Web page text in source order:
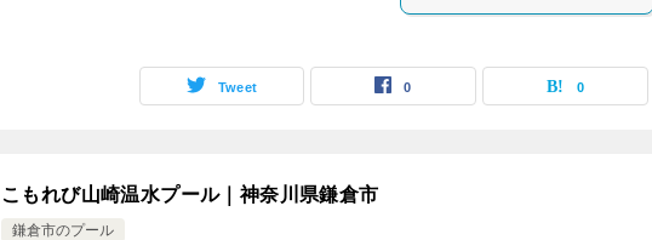
Tweet 0 0
こもれび山崎温水プール｜神奈川県鎌倉市
鎌倉市のプール